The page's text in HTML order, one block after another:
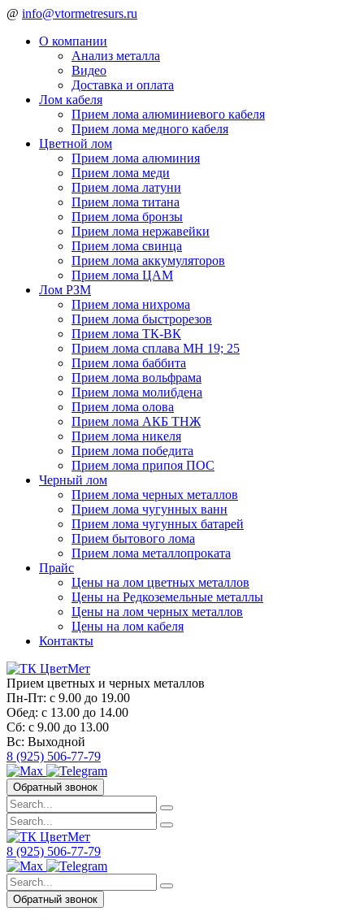
@ info@vtormetresurs.ru
О компании
Анализ металла
Видео
Доставка и оплата
Лом кабеля
Прием лома алюминиевого кабеля
Прием лома медного кабеля
Цветной лом
Прием лома алюминия
Прием лома меди
Прием лома латуни
Прием лома титана
Прием лома бронзы
Прием лома нержавейки
Прием лома свинца
Прием лома аккумуляторов
Прием лома ЦАМ
Лом РЗМ
Прием лома нихрома
Прием лома быстрорезов
Прием лома ТК-ВК
Прием лома сплава МН 19; 25
Прием лома баббита
Прием лома вольфрама
Прием лома молибдена
Прием лома олова
Прием лома АКБ ТНЖ
Прием лома никеля
Прием лома победита
Прием лома припоя ПОС
Черный лом
Прием лома черных металлов
Прием лома чугунных ванн
Прием лома чугунных батарей
Прием бытового лома
Прием лома металлопроката
Прайс
Цены на лом цветных металлов
Цены на Редкоземельные металлы
Цены на лом черных металлов
Цены на лом кабеля
Контакты
Прием цветных и черных металлов
Пн-Пт: с 9.00 до 19.00
Обед: с 13.00 до 14.00
Сб: с 9.00 до 13.00
Вс: Выходной
8 (925) 506-77-79
Обратный звонок
8 (925) 506-77-79
Обратный звонок